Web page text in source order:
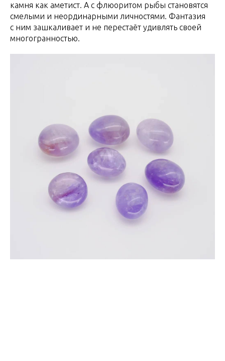
камня как аметист. А с флюоритом рыбы становятся
смелыми и неординарными личностями. Фантазия
с ним зашкаливает и не перестаёт удивлять своей
многогранностью.